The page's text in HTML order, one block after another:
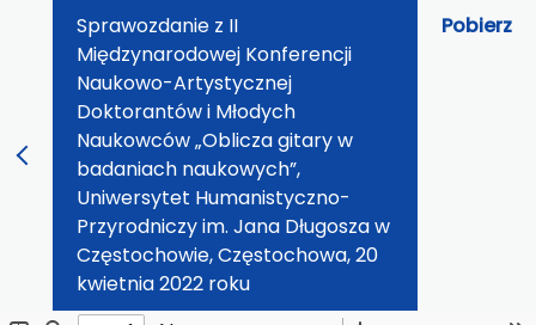
Sprawozdanie z II
Międzynarodowej Konferencji
Naukowo-Artystycznej
Doktorantów i Młodych
Naukowców „Oblicza gitary w
badaniach naukowych”,
Uniwersytet Humanistyczno-
Przyrodniczy im. Jana Długosza w
Częstochowie, Częstochowa, 20
kwietnia 2022 roku
Pobierz